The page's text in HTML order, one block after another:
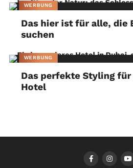
WERBUNG
Das hier ist für alle, die
suchen
WERBUNG
Das perfekte Styling
Hotel